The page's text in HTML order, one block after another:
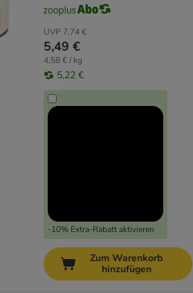
UVP 7,74 €
5,49 €
4,58 € / kg
5,22 €
-10% Extra-Rabatt aktivieren
Zum Warenkorb
hinzufügen